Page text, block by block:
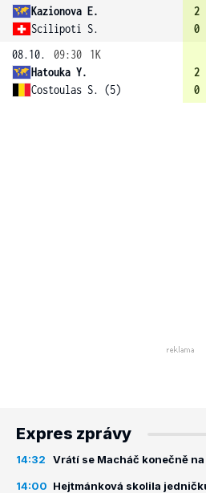
Kazionova E.
Scilipoti S.
2
0
08.10.
09:30
1K
Hatouka Y.
Costoulas S. (5)
2
0
Expres zprávy
14:32 Vrátí se Macháč konečně
14:00 Hejtmánková skolila